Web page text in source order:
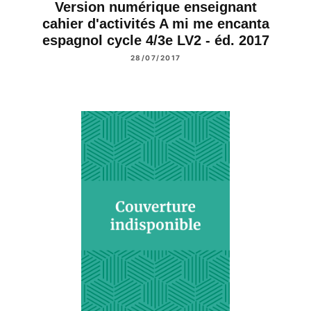
Version numérique enseignant
cahier d'activités A mi me encanta
espagnol cycle 4/3e LV2 - éd. 2017
28/07/2017